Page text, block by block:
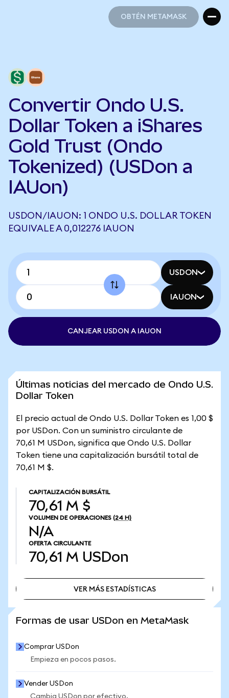
OBTÉN METAMASK
Convertir Ondo U.S.
Dollar Token a iShares
Gold Trust (Ondo
Tokenized) (USDon a
IAUon)
USDON/IAUON: 1 ONDO U.S. DOLLAR TOKEN
EQUIVALE A 0,012276 IAUON
USDON
IAUON
CANJEAR USDON A IAUON
Últimas noticias del mercado de Ondo U.S.
Dollar Token
El precio actual de Ondo U.S. Dollar Token es 1,00 $
por USDon. Con un suministro circulante de
70,61 M USDon, significa que Ondo U.S. Dollar
Token tiene una capitalización bursátil total de
70,61 M $.
CAPITALIZACIÓN BURSÁTIL
70,61 M $
VOLUMEN DE OPERACIONES (24 H)
N/A
OFERTA CIRCULANTE
70,61 M USDon
VER MÁS ESTADÍSTICAS
Formas de usar USDon en MetaMask
Comprar USDon
Empieza en pocos pasos.
Vender USDon
Cambia USDon por efectivo.